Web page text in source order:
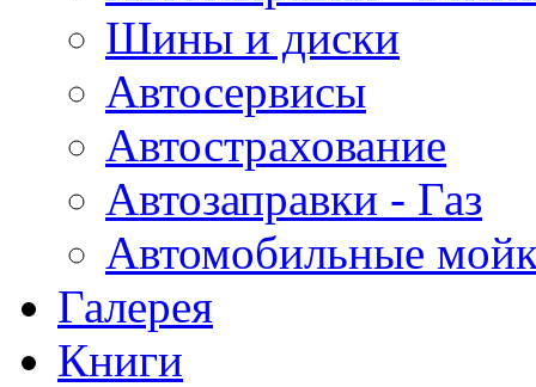
Шины и диски
Автосервисы
Автострахование
Автозаправки - Газ
Автомобильные
Галерея
Книги